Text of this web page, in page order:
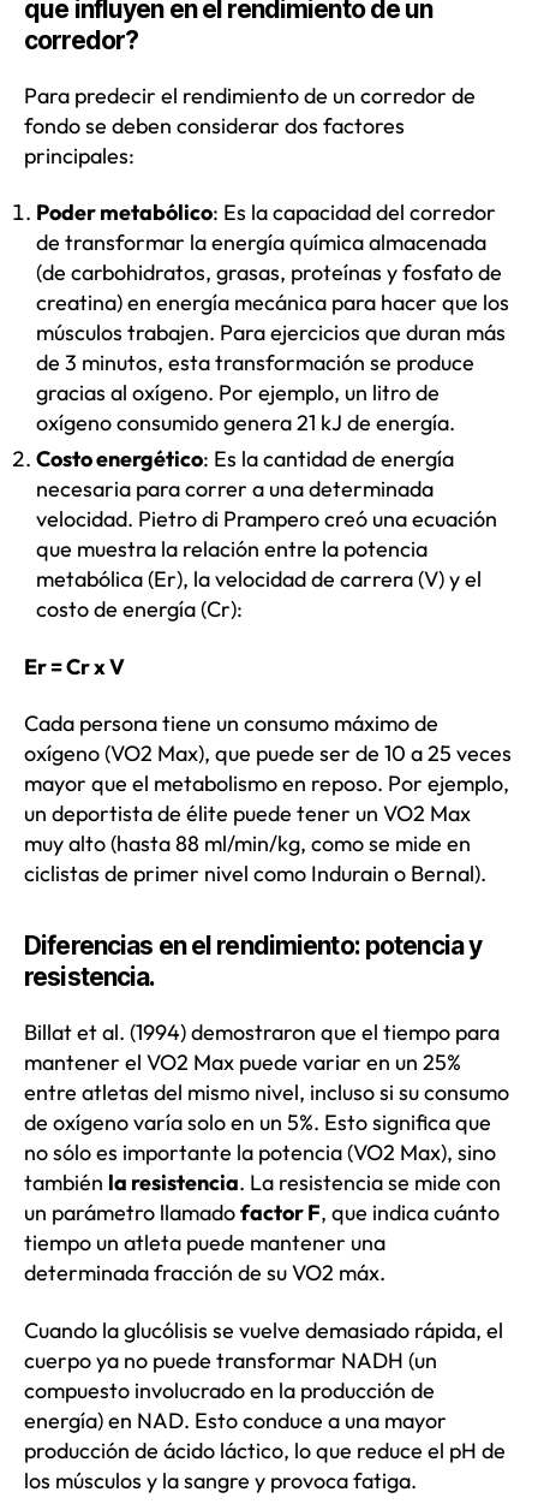
que influyen en el rendimiento de un
corredor?
Para predecir el rendimiento de un corredor de
fondo se deben considerar dos factores
principales:
Poder metabólico: Es la capacidad del corredor
de transformar la energía química almacenada
(de carbohidratos, grasas, proteínas y fosfato de
creatina) en energía mecánica para hacer que los
músculos trabajen. Para ejercicios que duran más
de 3 minutos, esta transformación se produce
gracias al oxígeno. Por ejemplo, un litro de
oxígeno consumido genera 21 kJ de energía.
Costo energético: Es la cantidad de energía
necesaria para correr a una determinada
velocidad. Pietro di Prampero creó una ecuación
que muestra la relación entre la potencia
metabólica (Er), la velocidad de carrera (V) y el
costo de energía (Cr):
Er = Cr x V
Cada persona tiene un consumo máximo de
oxígeno (VO2 Max), que puede ser de 10 a 25 veces
mayor que el metabolismo en reposo. Por ejemplo,
un deportista de élite puede tener un VO2 Max
muy alto (hasta 88 ml/min/kg, como se mide en
ciclistas de primer nivel como Indurain o Bernal).
Diferencias en el rendimiento: potencia y
resistencia.
Billat et al. (1994) demostraron que el tiempo para
mantener el VO2 Max puede variar en un 25%
entre atletas del mismo nivel, incluso si su consumo
de oxígeno varía solo en un 5%. Esto significa que
no sólo es importante la potencia (VO2 Max), sino
también la resistencia. La resistencia se mide con
un parámetro llamadofactor F, que indica cuánto
tiempo un atleta puede mantener una
determinada fracción de su VO2 máx.
Cuando la glucólisis se vuelve demasiado rápida, el
cuerpo ya no puede transformar NADH (un
compuesto involucrado en la producción de
energía) en NAD. Esto conduce a una mayor
producción de ácido láctico, lo que reduce el pH de
los músculos y la sangre y provoca fatiga.